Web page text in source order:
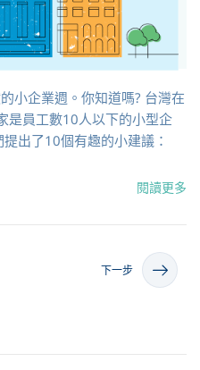
小企業週。你知道嗎? 台灣在
是員工數10人以下的小型企
出了10個有趣的小建議：
閱讀更多
下一步